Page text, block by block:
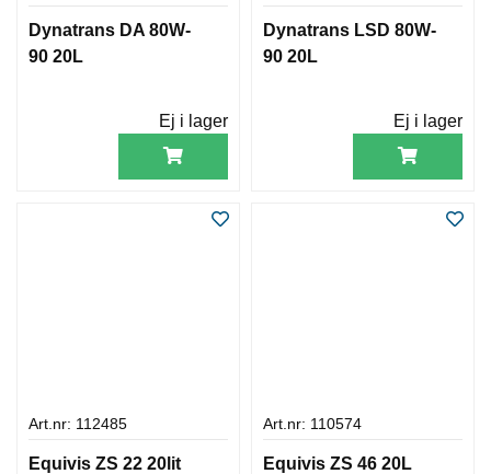
Dynatrans DA 80W-
90 20L
Ej i lager
Dynatrans LSD 80W-
90 20L
Ej i lager
Art.nr: 112485
Equivis ZS 22 20lit
Art.nr: 110574
Equivis ZS 46 20L